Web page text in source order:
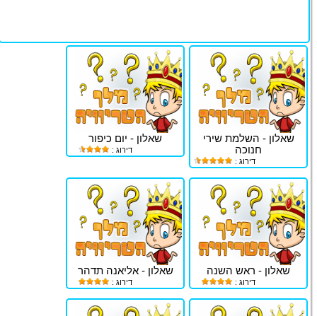
שאלון - השלמת שירי
חנוכה
דירוג :
שאלון - יום כיפור
דירוג :
שאלון - ראש השנה
דירוג :
שאלון - אליאנה תדהר
דירוג :